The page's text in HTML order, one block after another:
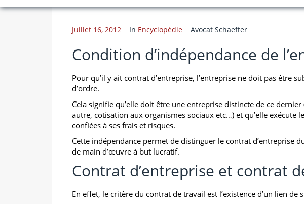
Juillet 16, 2012 In Encyclopédie Avocat Schaeffer
Condition d’indépendance de
Pour qu’il y ait contrat d’entreprise, l’entreprise ne doit pas être
d’ordre.
Cela signifie qu’elle doit être une entreprise distincte de ce
autre, cotisation aux organismes sociaux etc…) et qu’elle exécute
confiées à ses frais et risques.
Cette indépendance permet de distinguer le contrat d’entreprise
de main d’œuvre à but lucratif.
Contrat d’entreprise et contrat
En effet, le critère du contrat de travail est l’existence d’un lien de